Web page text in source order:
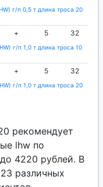
г/п 0,5 т длина троса 20
+ 5 32
г/п 1,0 т длина троса 10
+ 5 32
г/п 1,0 т длина троса 20
рекомендует
lhw по
4220 рублей. В
различных